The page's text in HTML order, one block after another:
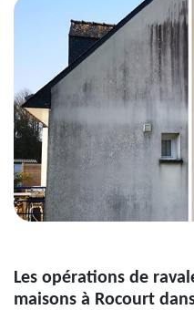
Les opérations de
maisons à Rocourt